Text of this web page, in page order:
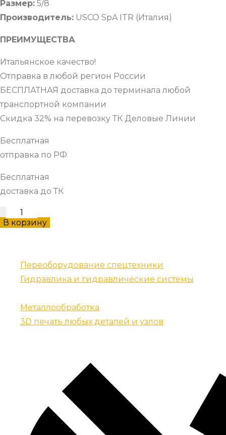
Размер: 5/8
Производитель: USCO SpA ITR (Италия)
ПРЕИМУЩЕСТВА
Итальянское качество!
Отправка в любой регион России
БЕСПЛАТНАЯ доставка до терминала любой
транспортной компании
Скидка 32% на перевозку ТК Деловые Линии
Бесплатная
отправка по РФ
Бесплатная
доставка до ТК
RM4001B
болт
В корзину
Переоборудование спецтехники
Гидравлика и гидравлические системы
Металлообработка
3D печать любых деталей и узлов